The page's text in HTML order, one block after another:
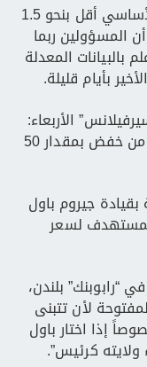
واقترح بيسنت أن يكون سعر الفائدة الأساسي أقل بنحو 1.5
المسؤولين ربما
بالبيانات المعدلة
بأيام قليلة.
الأربعاء:
“قد ندخل في سلسلة من الخفض، بدءاً من خفض بمقدار 50
جيروم باول
لسعر
“رابوبنك” بلندن،
لأن تتبنى
إذا اختار باول
كرئيس”.